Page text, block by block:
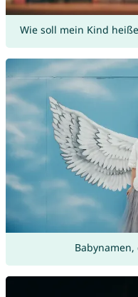
Wie soll mein Kind